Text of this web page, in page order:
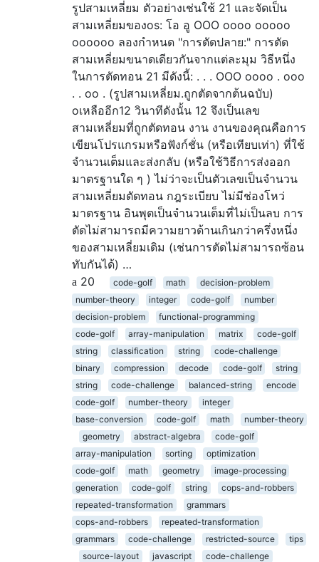
รูปสามเหลี่ยม ตัวอย่างเช่นใช้ 21 และจัดเป็น
สามเหลี่ยมของos: โอ อู OOO oooo ooooo
oooooo ลองกำหนด "การตัดปลาย:" การตัด
สามเหลี่ยมขนาดเดียวกันจากแต่ละมุม วิธีหนึ่ง
ในการตัดทอน 21 มีดังนี้: . . . OOO oooo . ooo
. . oo . (รูปสามเหลี่ยม.ถูกตัดจากต้นฉบับ)
oเหลืออีก12 วินาทีดังนั้น 12 จึงเป็นเลข
สามเหลี่ยมที่ถูกตัดทอน งาน งานของคุณคือการ
เขียนโปรแกรมหรือฟังก์ชั่น (หรือเทียบเท่า) ที่ใช้
จำนวนเต็มและส่งกลับ (หรือใช้วิธีการส่งออก
มาตรฐานใด ๆ ) ไม่ว่าจะเป็นตัวเลขเป็นจำนวน
สามเหลี่ยมตัดทอน กฎระเบียบ ไม่มีช่องโหว่
มาตรฐาน อินพุตเป็นจำนวนเต็มที่ไม่เป็นลบ การ
ตัดไม่สามารถมีความยาวด้านเกินกว่าครึ่งหนึ่ง
ของสามเหลี่ยมเดิม (เช่นการตัดไม่สามารถซ้อน
ทับกันได้) …
20
code-golf math
decision-problem
number-theory
integer code-golf
number
decision-problem
functional-programming
code-golf
array-manipulation matrix
code-golf
string
classification string
code-challenge
binary
compression decode code-golf
string
string
code-challenge balanced-string
encode
code-golf
number-theory
integer
base-conversion
code-golf math
number-theory
geometry
abstract-algebra
code-golf
array-manipulation
sorting
optimization
code-golf
math geometry
image-processing
generation
code-golf string
cops-and-robbers
repeated-transformation
grammars
cops-and-robbers
repeated-transformation
grammars
code-challenge restricted-source
tips
source-layout
javascript
code-challenge